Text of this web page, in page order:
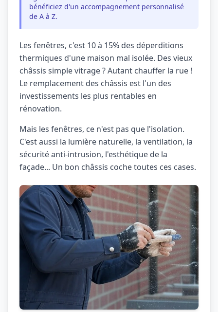
bénéficiez d'un accompagnement personnalisé
de A à Z.
Les fenêtres, c'est 10 à 15% des déperditions
thermiques d'une maison mal isolée. Des vieux
châssis simple vitrage ? Autant chauffer la rue !
Le remplacement des châssis est l'un des
investissements les plus rentables en
rénovation.
Mais les fenêtres, ce n'est pas que l'isolation.
C'est aussi la lumière naturelle, la ventilation, la
sécurité anti-intrusion, l'esthétique de la
façade... Un bon châssis coche toutes ces cases.